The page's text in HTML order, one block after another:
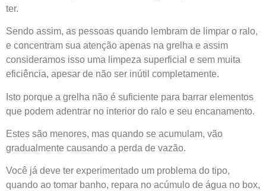
ter.
Sendo assim, as pessoas quando lembram de limpar o ralo,
e concentram sua atenção apenas na grelha e assim
consideramos isso uma limpeza superficial e sem muita
eficiência, apesar de não ser inútil completamente.
Isto porque a grelha não é suficiente para barrar elementos
que podem adentrar no interior do ralo e seu encanamento.
Estes são menores, mas quando se acumulam, vão
gradualmente causando a perda de vazão.
Você já deve ter experimentado um problema do tipo,
quando ao tomar banho, repara no acúmulo de água no box,